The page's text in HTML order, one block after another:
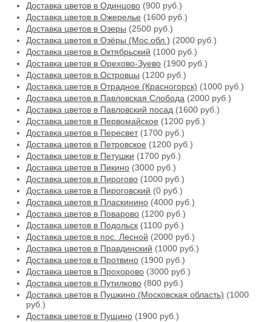
Доставка цветов в Одинцово (900 руб.)
Доставка цветов в Ожерелье (1600 руб.)
Доставка цветов в Озеры (2500 руб.)
Доставка цветов в Озёры (Мос.обл.) (2000 руб.)
Доставка цветов в Октябрьский (1000 руб.)
Доставка цветов в Орехово-Зуево (1900 руб.)
Доставка цветов в Островцы (1200 руб.)
Доставка цветов в Отрадное (Красногорск) (1000 руб.)
Доставка цветов в Павловская Слобода (2000 руб.)
Доставка цветов в Павловский посад (1600 руб.)
Доставка цветов в Первомайское (1200 руб.)
Доставка цветов в Пересвет(1700 руб.)
Доставка цветов в Петровское (1200 руб.)
Доставка цветов в Петушки (1700 руб.)
Доставка цветов в Пикино (3000 руб.)
Доставка цветов в Пирогово (1000 руб.)
Доставка цветов в Пироговский (0 руб.)
Доставка цветов в Пласкинино (4000 руб.)
Доставка цветов в Поварово (1200 руб.)
Доставка цветов в Подольск (1100 руб.)
Доставка цветов в пос. Лесной (2000 руб.)
Доставка цветов в Правдинский (1000 руб.)
Доставка цветов в Протвино (1900 руб.)
Доставка цветов в Прохорово (3000 руб.)
Доставка цветов в Путилково (800 руб.)
Доставка цветов в Пушкино (Московская область) (1000
руб.)
Доставка цветов в Пущино (1900 руб.)